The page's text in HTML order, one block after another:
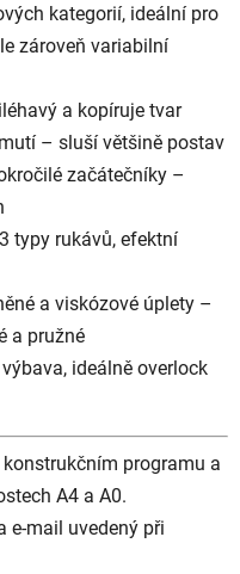
kategorií, ideální pro
zároveň variabilní
a kopíruje tvar
– sluší většině postav
začátečníky –
typy rukávů, efektní
a viskózové úplety –
a pružné
ideálně overlock
programu a
A4 a A0.
e-mail uvedený při